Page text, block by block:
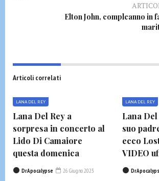
Elton John, compleanno in
Articoli correlati
LANA DEL REY
Lana Del Rey a
sorpresa in concerto al
Lido Di Camaiore
questa domenica
DrApocalypse 26 Giugno 2023
LANA DEL REY
Lana
suo
ecco
VIDEO